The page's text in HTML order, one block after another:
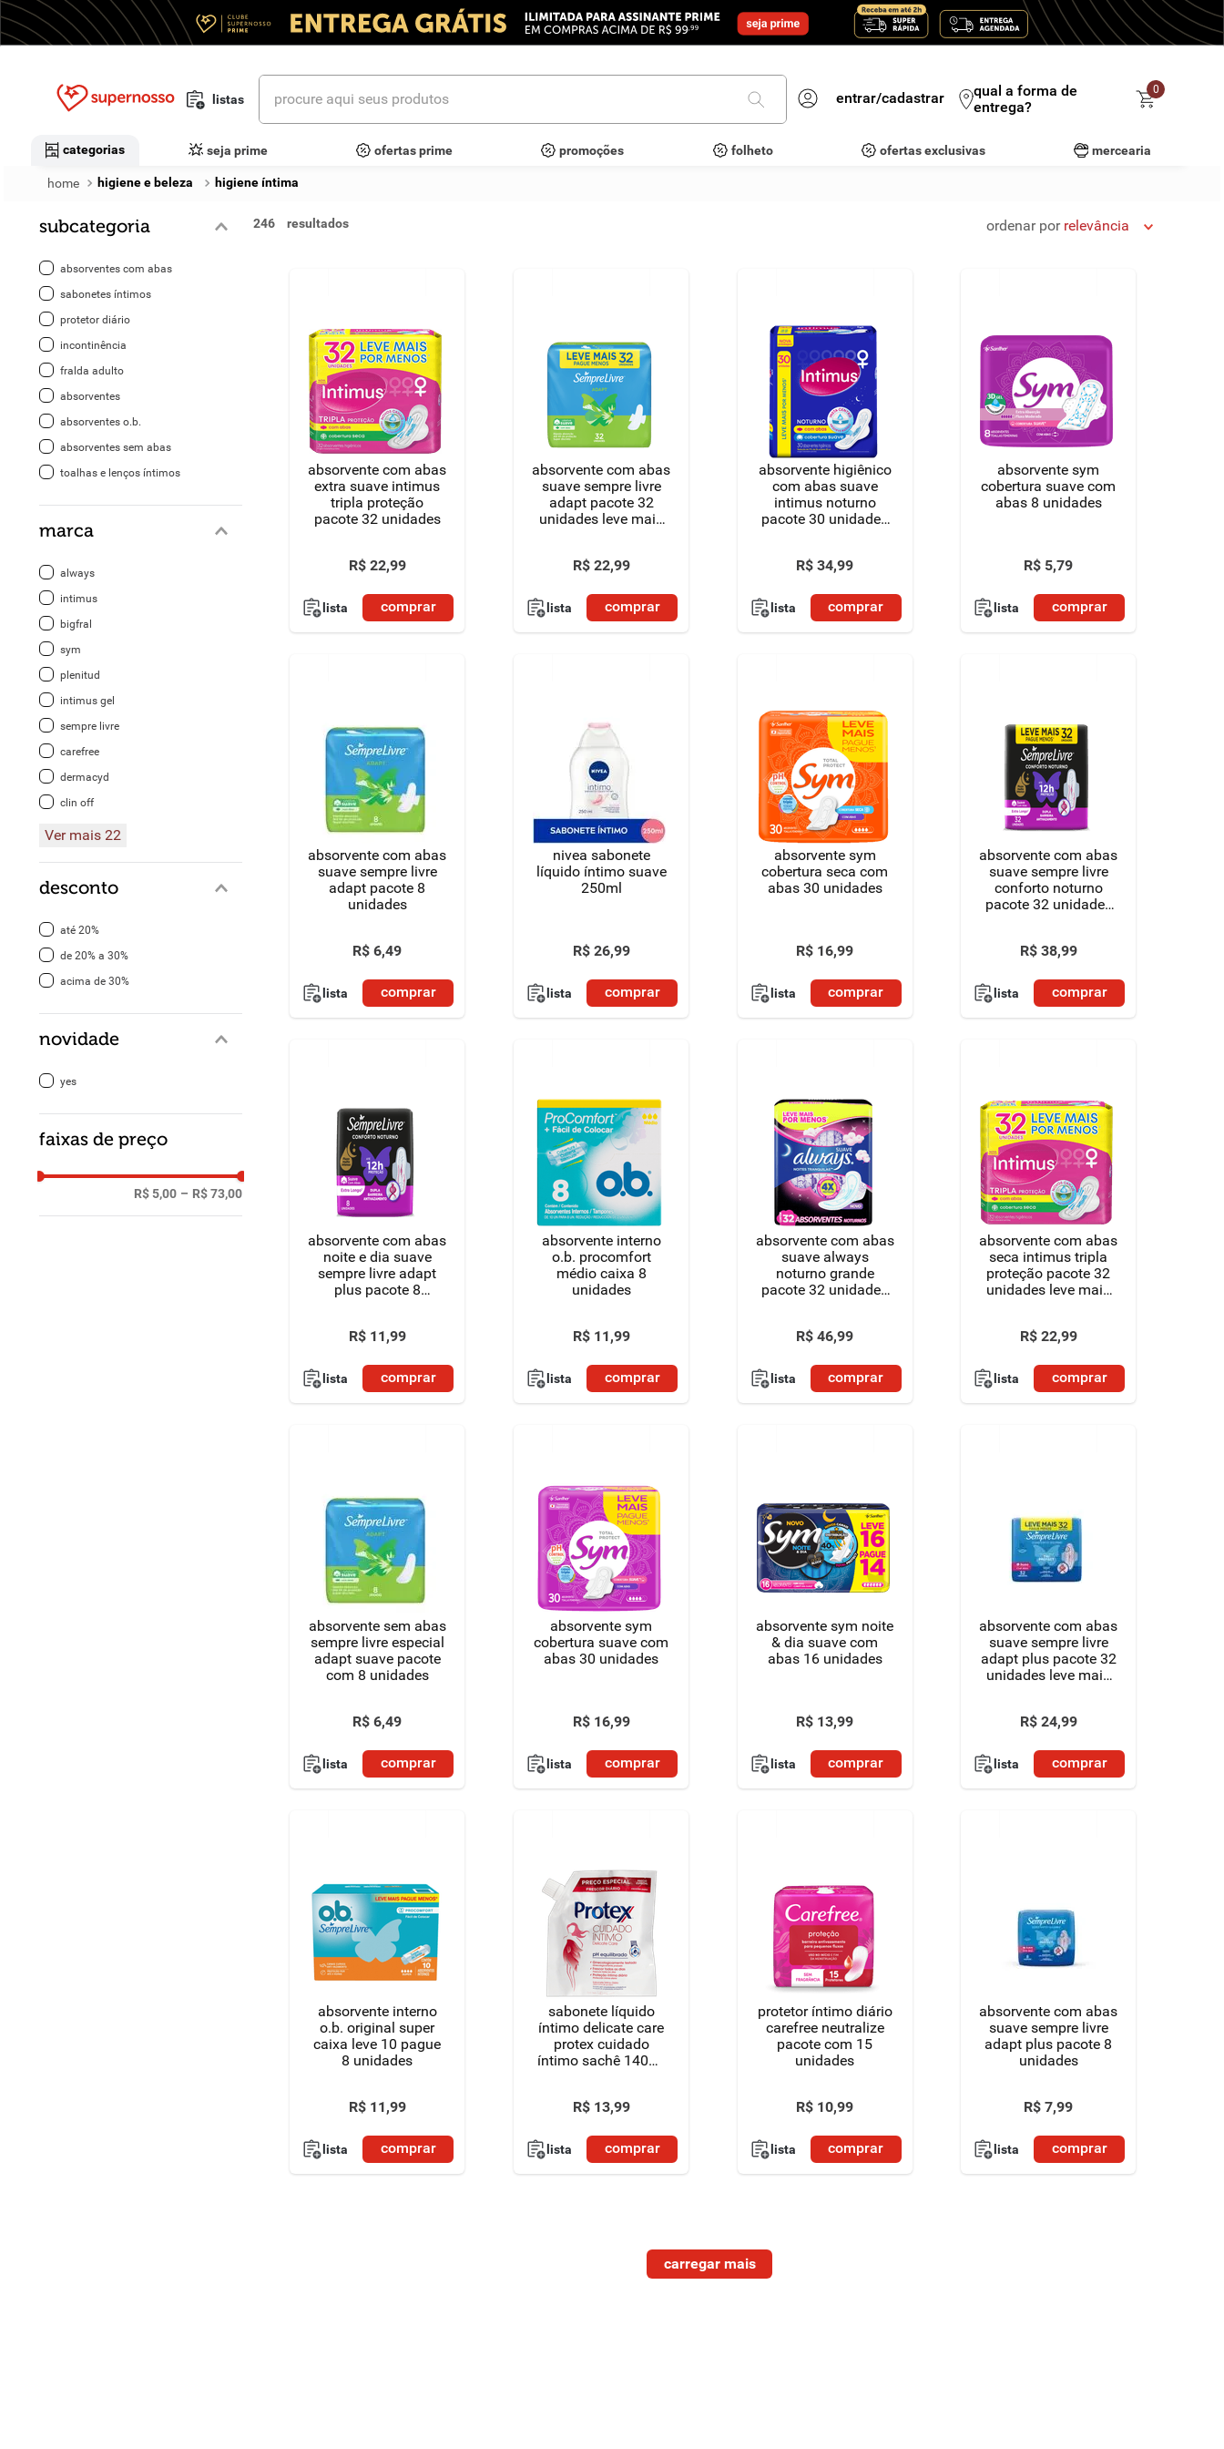
listas
procure aqui seus produtos
entrar/cadastrar
qual a forma de
entrega?
0
categorias seja prime ofertas prime promoções folheto ofertas exclusivas mercearia
higiene e beleza higiene íntima
subcategoria
absorventes com abas
sabonetes íntimos
protetor diário
incontinência
fralda adulto
absorventes
absorventes o.b.
absorventes sem abas
toalhas e lenços íntimos
marca
always
intimus
bigfral
sym
plenitud
intimus gel
sempre livre
carefree
dermacyd
clin off
Ver mais 22
desconto
até 20%
de 20% a 30%
acima de 30%
novidade
yes
faixas de preço
R$ 5,00 – R$ 73,00
246 ordenar por relevância
absorvente com abas
extra suave intimus
tripla proteção
pacote 32 unidades
R$ 22,99
lista comprar
absorvente com abas
suave sempre livre
adapt pacote 32
unidades leve mais
R$ 22,99
lista comprar
absorvente higiênico
com abas suave
intimus noturno
pacote 30 unidades
R$ 34,99
lista comprar
absorvente sym
cobertura suave com
abas 8 unidades
R$ 5,79
lista comprar
absorvente com abas
suave sempre livre
adapt pacote 8
unidades
R$ 6,49
lista comprar
nivea sabonete
líquido íntimo suave
250ml
R$ 26,99
lista comprar
absorvente sym
cobertura seca com
abas 30 unidades
R$ 16,99
lista comprar
absorvente com abas
suave sempre livre
conforto noturno
pacote 32 unidades
R$ 38,99
lista comprar
absorvente com abas
noite e dia suave
sempre livre adapt
plus pacote 8
R$ 11,99
lista comprar
absorvente interno
o.b. procomfort
médio caixa 8
unidades
R$ 11,99
lista comprar
absorvente com abas
suave always
noturno grande
pacote 32 unidades
R$ 46,99
lista comprar
absorvente com abas
seca intimus tripla
proteção pacote 32
unidades leve mais
R$ 22,99
lista comprar
absorvente sem abas
sempre livre especial
adapt suave pacote
com 8 unidades
R$ 6,49
lista comprar
absorvente sym
cobertura suave com
abas 30 unidades
R$ 16,99
lista comprar
absorvente sym noite
& dia suave com
abas 16 unidades
R$ 13,99
lista comprar
absorvente com abas
suave sempre livre
adapt plus pacote 32
unidades leve mais
R$ 24,99
lista comprar
absorvente interno
o.b. original super
caixa leve 10 pague
8 unidades
R$ 11,99
lista comprar
sabonete líquido
íntimo delicate care
protex cuidado
íntimo sachê 140ml
R$ 13,99
lista comprar
protetor íntimo diário
carefree neutralize
pacote com 15
unidades
R$ 10,99
lista comprar
absorvente com abas
suave sempre livre
adapt plus pacote 8
unidades
R$ 7,99
lista comprar
termos mais buscados
biscoito
vinhos
detergente
macarrão
chocolate